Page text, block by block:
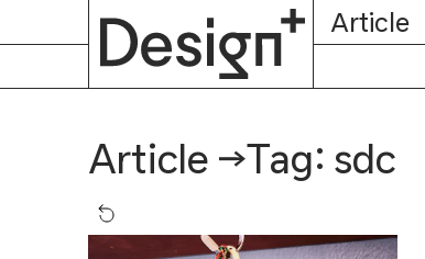
Article
Article →Tag: sdc
About
Subscription
Magazine